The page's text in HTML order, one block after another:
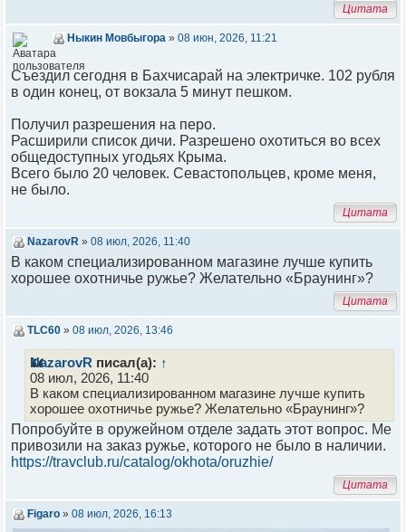
Цитата
Ныкин Мовбыгора » 08 июн, 2026, 11:21
Cъездил сегодня в Бахчисарай на электричке. 102 рубля
в один конец, от вокзала 5 минут пешком.
Получил разрешения на перо.
Расширили список дичи. Разрешено охотиться во всех
общедоступных угодьях Крыма.
Всего было 20 человек. Севастопольцев, кроме меня,
не было.
Цитата
NazarovR » 08 июл, 2026, 11:40
В каком специализированном магазине лучше купить
хорошее охотничье ружье? Желательно «Браунинг»?
Цитата
TLC60 » 08 июл, 2026, 13:46
NazarovR писал(а): ↑
08 июл, 2026, 11:40
В каком специализированном магазине лучше купить
хорошее охотничье ружье? Желательно «Браунинг»?
Попробуйте в оружейном отделе задать этот вопрос. Ме
привозили на заказ ружье, которого не было в наличии.
https://travclub.ru/catalog/okhota/oruzhie/
Цитата
Figaro » 08 июл, 2026, 16:13